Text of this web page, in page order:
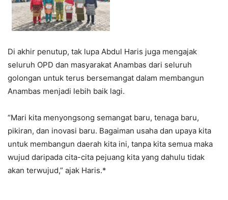
Di akhir penutup, tak lupa Abdul Haris juga mengajak
seluruh OPD dan masyarakat Anambas dari seluruh
golongan untuk terus bersemangat dalam membangun
Anambas menjadi lebih baik lagi.
“Mari kita menyongsong semangat baru, tenaga baru,
pikiran, dan inovasi baru. Bagaiman usaha dan upaya kita
untuk membangun daerah kita ini, tanpa kita semua maka
wujud daripada cita-cita pejuang kita yang dahulu tidak
akan terwujud,” ajak Haris.*